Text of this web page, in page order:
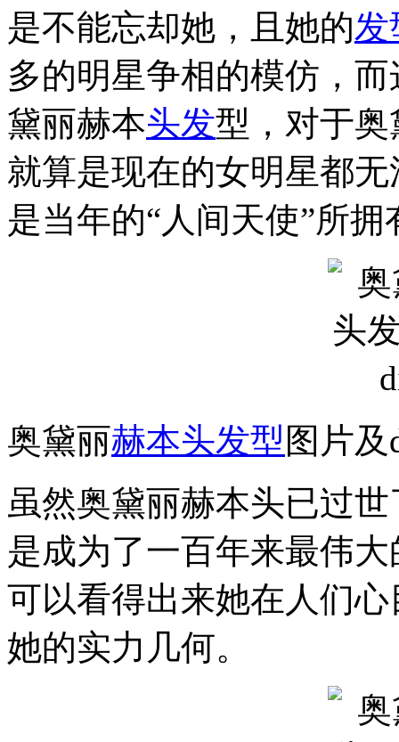
是不能忘却她，且她的发
多的明星争相的模仿，
黛丽赫本头发型，对于奥
就算是现在的女明星都
是当年的“人间天使”所
奥黛丽赫本头发型 图片
虽然奥黛丽赫本头已过
是成为了一百年来最伟
可以看得出来她在人们
她的实力几何。